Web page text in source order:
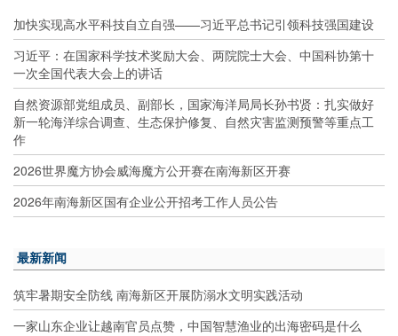
加快实现高水平科技自立自强——习近平总书记引领科技强国建设
习近平：在国家科学技术奖励大会、两院院士大会、中国科协第十
一次全国代表大会上的讲话
自然资源部党组成员、副部长，国家海洋局局长孙书贤：扎实做好
新一轮海洋综合调查、生态保护修复、自然灾害监测预警等重点工
作
2026世界魔方协会威海魔方公开赛在南海新区开赛
2026年南海新区国有企业公开招考工作人员公告
最新新闻
筑牢暑期安全防线 南海新区开展防溺水文明实践活动
一家山东企业让越南官员点赞，中国智慧渔业的出海密码是什么